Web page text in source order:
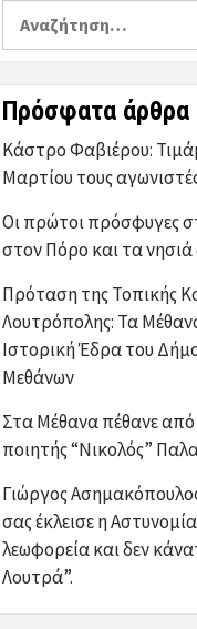
Αναζήτηση
Πρόσφατα άρθρα
Κάστρο Φαβιέρου:
Μαρτίου τους
Οι πρώτοι πρόσφυγες
στον Πόρο και τα
Πρόταση της Τοπικής
Λουτρόπολης: Τα
Ιστορική Έδρα του
Μεθάνων
Στα Μέθανα πέθανε
ποιητής “Νικολός”
Γιώργος
σας έκλεισε η
λεωφορεία και δεν
Λουτρά”.